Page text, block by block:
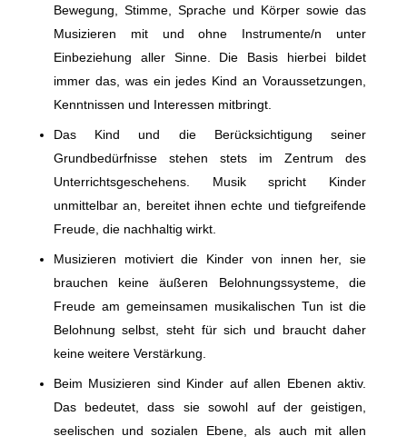
Bewegung, Stimme, Sprache und Körper sowie das
Musizieren mit und ohne Instrumente/n unter
Einbeziehung aller Sinne. Die Basis hierbei bildet
immer das, was ein jedes Kind an Voraussetzungen,
Kenntnissen und Interessen mitbringt.
Das Kind und die Berücksichtigung seiner
Grundbedürfnisse stehen stets im Zentrum des
Unterrichtsgeschehens. Musik spricht Kinder
unmittelbar an, bereitet ihnen echte und tiefgreifende
Freude, die nachhaltig wirkt.
Musizieren motiviert die Kinder von innen her, sie
brauchen keine äußeren Belohnungssysteme, die
Freude am gemeinsamen musikalischen Tun ist die
Belohnung selbst, steht für sich und braucht daher
keine weitere Verstärkung.
Beim Musizieren sind Kinder auf allen Ebenen aktiv.
Das bedeutet, dass sie sowohl auf der geistigen,
seelischen und sozialen Ebene, als auch mit allen